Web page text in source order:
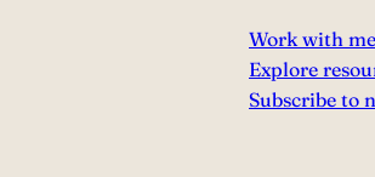
Work with me
Explore
Subscribe to